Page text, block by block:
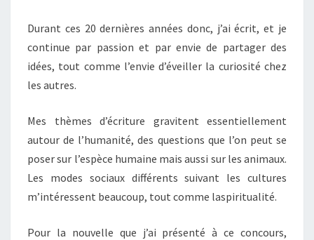
Durant ces 20 dernières années donc, j’ai écrit, et je
continue par passion et par envie de partager des
idées, tout comme l’envie d’éveiller la curiosité chez
les autres.
Mes thèmes d’écriture gravitent essentiellement
autour de l’humanité, des questions que l’on peut se
poser sur l’espèce humaine mais aussi sur les animaux.
Les modes sociaux différents suivant les cultures
m’intéressent beaucoup, tout comme laspiritualité.
Pour la nouvelle que j’ai présenté à ce concours,